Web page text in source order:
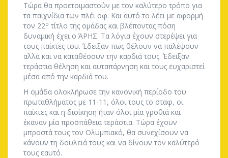
Τώρα θα προετοιμαστούν με τον καλύτερο τρόπο για
τα παιχνίδια των πλέι οφ. Και αυτό το λέει με αφορμή
τον 22ο τίτλο της ομάδας και βλέποντας πόση
δυναμική έχει ο ΆΡΗΣ. Τα λόγια έχουν στερέψει για
τους παίκτες του. Έδειξαν πως θέλουν να παλέψουν
αλλά και να καταθέσουν την καρδιά τους. Έδειξαν
τεράστια θέληση και αυταπάρνηση και τους ευχαριστεί
μέσα από την καρδιά του.
Η ομάδα ολοκλήρωσε την κανονική περίοδο του
πρωταθλήματος με 11-11, όλοι τους το σταφ, οι
παίκτες και η διοίκηση ήταν όλοι μία γροθιά και
έκαναν μία προσπάθεια τεράστια. Τώρα έχουν
μπροστά τους τον Ολυμπιακό, θα συνεχίσουν να
κάνουν τη δουλειά τους και να δίνουν τον καλύτερό
τους εαυτό.